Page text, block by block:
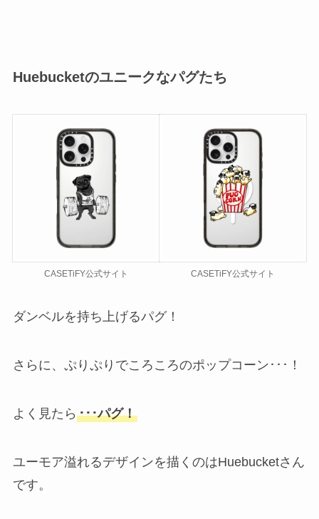
Huebucketのユニークなパグたち
CASETiFY公式サイト CASETiFY公式サイト
ダンベルを持ち上げるパグ！
さらに、ぷりぷりでころころのポップコーン･･･！
よく見たら ･･･パグ！
ユーモア溢れるデザインを描くのはHuebucketさん
です。